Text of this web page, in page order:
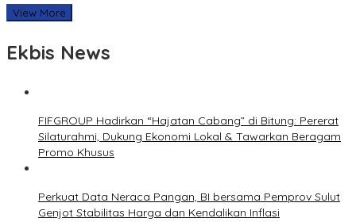
View More
Ekbis News
FIFGROUP Hadirkan “Hajatan Cabang” di Bitung: Pererat
Silaturahmi, Dukung Ekonomi Lokal & Tawarkan Beragam
Promo Khusus
Perkuat Data Neraca Pangan, BI bersama Pemprov Sulut
Genjot Stabilitas Harga dan Kendalikan Inflasi